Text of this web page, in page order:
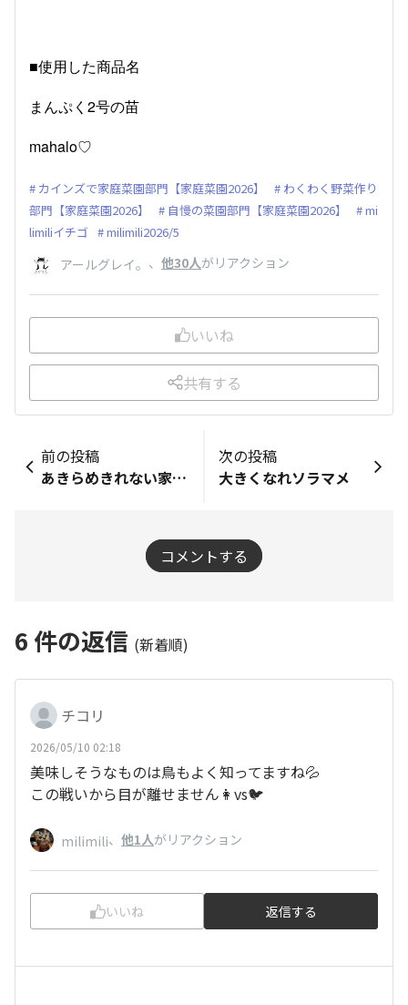
■使用した商品名
まんぷく2号の苗
mahalo♡
カインズで家庭菜園部門【家庭菜園2026】
わくわく野菜作り
部門【家庭菜園2026】
自慢の菜園部門【家庭菜園2026】
mi
limiliイチゴ
milimili2026/5
アールグレイ。 、 他30人がリアクション
いいね
共有する
前の投稿
あきらめきれない家庭菜園
次の投稿
大きくなれソラマメ
コメントする
6 件の返信 (新着順)
チコリ
2026/05/10 02:18
美味しそうなものは鳥もよく知ってますね💦
この戦いから目が離せません👩vs🐦
milimili、 他1人がリアクション
いいね 返信する